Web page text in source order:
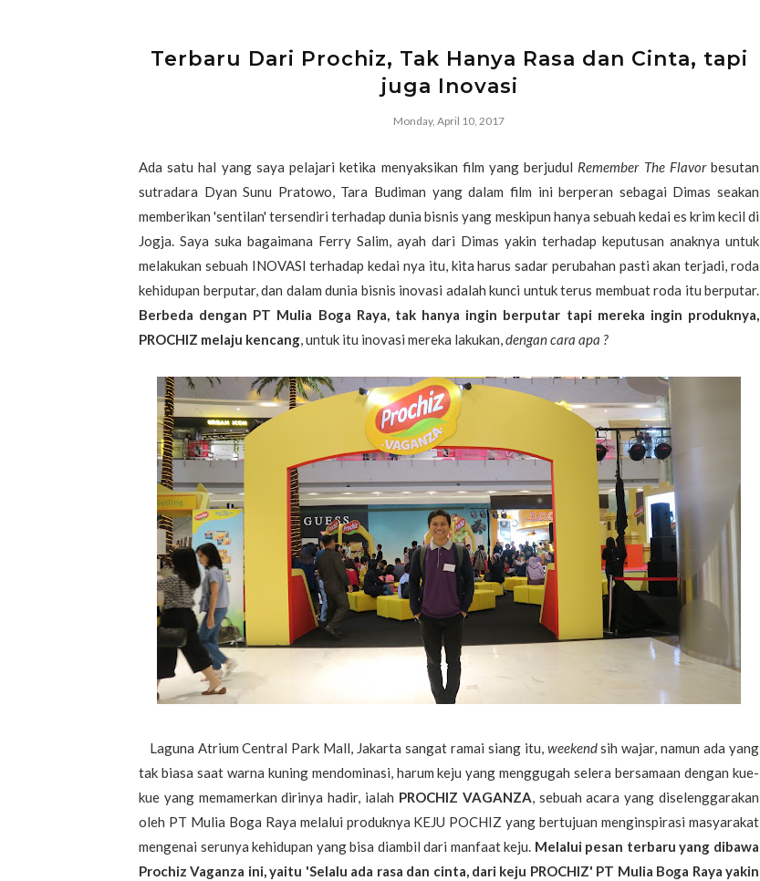
Terbaru Dari Prochiz, Tak Hanya Rasa dan Cinta, tapi
juga Inovasi
Monday, April 10, 2017
Ada satu hal yang saya pelajari ketika menyaksikan film yang berjudul Remember The Flavorbesutan
sutradara Dyan Sunu Pratowo, Tara Budiman yang dalam film ini berperan sebagai Dimas seakan
memberikan 'sentilan' tersendiri terhadap dunia bisnis yang meskipun hanya sebuah kedai es krim kecil di
Jogja. Saya suka bagaimana Ferry Salim, ayah dari Dimas yakin terhadap keputusan anaknya untuk
melakukan sebuah INOVASI terhadap kedai nya itu, kita harus sadar perubahan pasti akan terjadi, roda
kehidupan berputar, dan dalam dunia bisnis inovasi adalah kunci untuk terus membuat roda itu berputar.
Berbeda dengan PT Mulia Boga Raya, tak hanya ingin berputar tapi mereka ingin produknya,
PROCHIZ melaju kencang, untuk itu inovasi mereka lakukan,dengan cara apa ?
Laguna Atrium Central Park Mall, Jakarta sangat ramai siang itu, weekendsih wajar, namun ada yang
tak biasa saat warna kuning mendominasi, harum keju yang menggugah selera bersamaan dengan kue-
kue yang memamerkan dirinya hadir, ialah PROCHIZ VAGANZA, sebuah acara yang diselenggarakan
oleh PT Mulia Boga Raya melalui produknya KEJU POCHIZ yang bertujuan menginspirasi masyarakat
mengenai serunya kehidupan yang bisa diambil dari manfaat keju. Melalui pesan terbaru yang dibawa
Prochiz Vaganza ini, yaitu 'Selalu ada rasa dan cinta, dari keju PROCHIZ' PT Mulia Boga Raya yakin